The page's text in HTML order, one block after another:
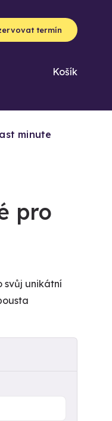
termín
Košík
minute
pro
svůj unikátní